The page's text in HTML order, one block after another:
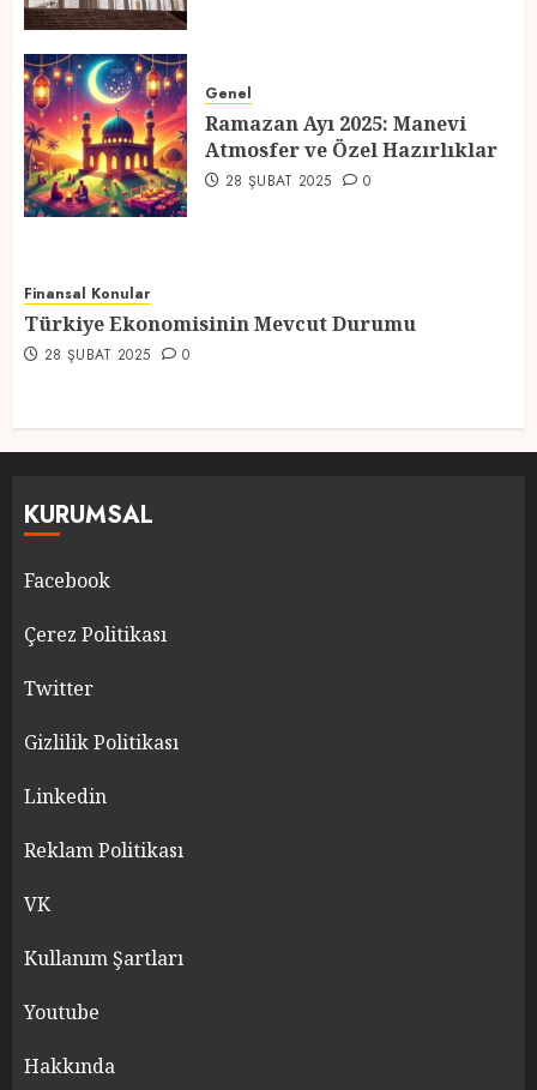
5
Atmosfer ve Özel Hazırlıklar
28 ŞUBAT 2025 0
Genel
Ramazan Ayı 2025: Manevi
Atmosfer ve Özel Hazırlıklar
28 ŞUBAT 2025 0
Finansal Konular
Türkiye Ekonomisinin Mevcut Durumu
28 ŞUBAT 2025 0
KURUMSAL
Facebook
Çerez Politikası
Twitter
Gizlilik Politikası
Linkedin
Reklam Politikası
VK
Kullanım Şartları
Youtube
Hakkında